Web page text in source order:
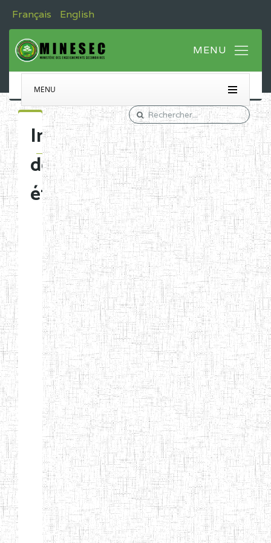
Français English
MENU
Immatriculation
des
établissements
Etablissements
d'enseignement
normal
ENI
Chercher:
Effacer les filtres
Denomination
Type